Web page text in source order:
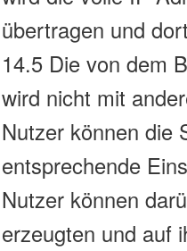
übertragen und
14.5 Die von dem
wird nicht mit
Nutzer können die
entsprechende
Nutzer können
erzeugten und auf